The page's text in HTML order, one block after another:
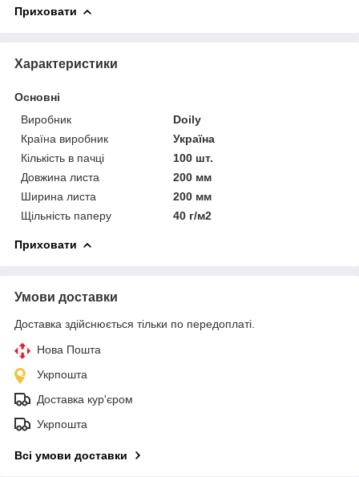
Приховати
Характеристики
Основні
Виробник
Doily
Країна виробник
Україна
Кількість в пачці
100 шт.
Довжина листа
200 мм
Ширина листа
200 мм
Щільність паперу
40 г/м2
Приховати
Умови доставки
Доставка здійснюється тільки по передоплаті.
Нова Пошта
Укрпошта
Доставка кур'єром
Укрпошта
Всі умови доставки